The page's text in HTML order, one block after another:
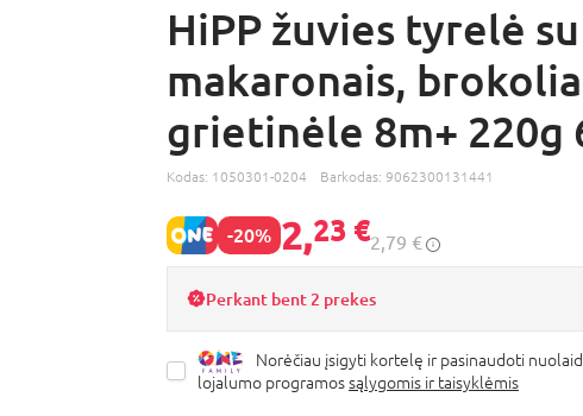
HiPP žuvies tyrelė su
makaronais,
grietinėle 8m+ 220g
Kodas: 1050301-0204 Barkodas: 9062300131441
-20% 2,23 €2,79 €
Perkant bent 2 prekes
Norėčiau įsigyti kortelę ir pasinaudoti
lojalumo programossąlygomis ir taisyklėmis